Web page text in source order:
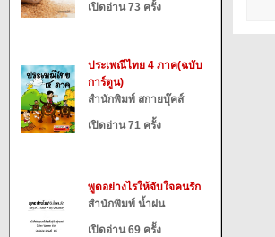
เปิดอ่าน 73 ครั้ง
ประเพณีไทย 4 ภาค(ฉบับ
การ์ตูน)
สำนักพิมพ์ สกายบุ๊คส์
เปิดอ่าน 71 ครั้ง
พูดอย่างไรให้จับใจคนรัก
สำนักพิมพ์ น้ำฝน
เปิดอ่าน 69 ครั้ง